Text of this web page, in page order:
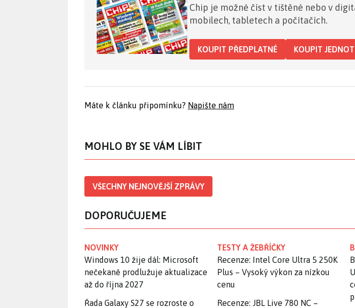
Chip je možné číst v tištěné nebo v
mobilech, tabletech a počítačích.
KOUPIT PŘEDPLATNÉ KOUPIT
Máte k článku připomínku? Napište nám
MOHLO BY SE VÁM LÍBIT
VŠECHNY NEJNOVĚJŠÍ ZPRÁVY
DOPORUČUJEME
NOVINKY
Windows 10 žije dál: Microsoft
nečekaně prodlužuje aktualizace
až do října 2027
Řada Galaxy S27 se rozroste o
TESTY A ŽEBŘÍČKY
Recenze: Intel Core Ultra 5 250K
Plus – Vysoký výkon za nízkou
cenu
Recenze: JBL Live 780 NC –